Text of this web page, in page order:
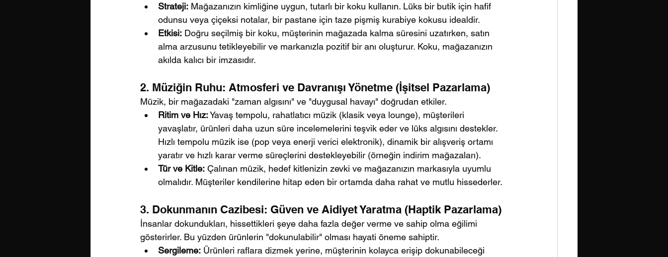
Strateji: Mağazanızın kimliğine uygun, tutarlı bir koku kullanın. Lüks bir butik için hafif
odunsu veya çiçeksi notalar, bir pastane için taze pişmiş kurabiye kokusu idealdir.
Etkisi: Doğru seçilmiş bir koku, müşterinin mağazada kalma süresini uzatırken, satın
alma arzusunu tetikleyebilir ve markanızla pozitif bir anı oluşturur. Koku, mağazanızın
akılda kalıcı bir imzasıdır.
2. Müziğin Ruhu: Atmosferi ve Davranışı Yönetme (İşitsel Pazarlama)
Müzik, bir mağazadaki "zaman algısını" ve "duygusal havayı" doğrudan etkiler.
Ritim ve Hız: Yavaş tempolu, rahatlatıcı müzik (klasik veya lounge), müşterileri
yavaşlatır, ürünleri daha uzun süre incelemelerini teşvik eder ve lüks algısını destekler.
Hızlı tempolu müzik ise (pop veya enerji verici elektronik), dinamik bir alışveriş ortamı
yaratır ve hızlı karar verme süreçlerini destekleyebilir (örneğin indirim mağazaları).
Tür ve Kitle: Çalınan müzik, hedef kitlenizin zevki ve mağazanızın markasıyla uyumlu
olmalıdır. Müşteriler kendilerine hitap eden bir ortamda daha rahat ve mutlu hissederler.
3. Dokunmanın Cazibesi: Güven ve Aidiyet Yaratma (Haptik Pazarlama)
İnsanlar dokundukları, hissettikleri şeye daha fazla değer verme ve sahip olma eğilimi
gösterirler. Bu yüzden ürünlerin "dokunulabilir" olması hayati öneme sahiptir.
Sergileme: Ürünleri raflara dizmek yerine, müşterinin kolayca erişip dokunabileceği